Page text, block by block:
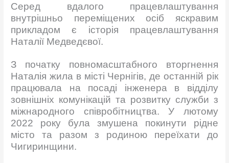
Серед вдалого працевлаштування
внутрішньо переміщених осіб яскравим
прикладом є історія працевлаштування
Наталії Медведєвої.
З початку повномасштабного вторгнення
Наталія жила в місті Чернігів, де останній рік
працювала на посаді інженера в відділу
зовнішніх комунікацій та розвитку служби з
міжнародного співробітництва. У лютому
2022 року була змушена покинути рідне
місто та разом з родиною переїхати до
Чигиринщини.